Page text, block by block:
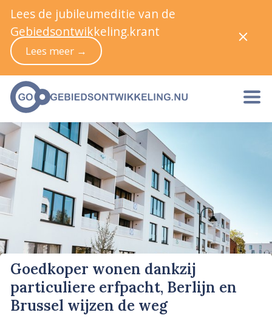
Goedkoper wonen dankzij
particuliere erfpacht, Berlijn en
Brussel wijzen de weg
Lees de jubileumeditie van de
Gebiedsontwikkeling.krant
Lees meer →